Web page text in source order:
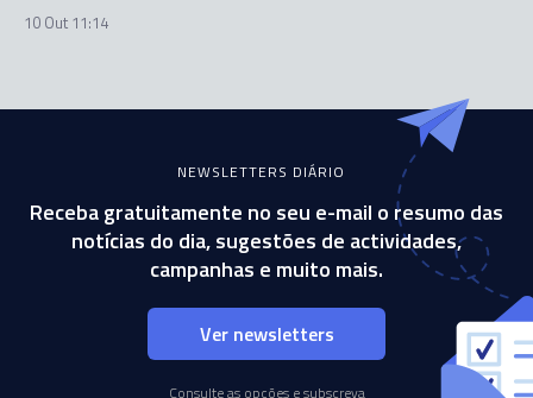
10 Out 11:14
NEWSLETTERS DIÁRIO
Receba gratuitamente no seu e-mail o resumo das
notícias do dia, sugestões de actividades,
campanhas e muito mais.
Ver newsletters
Consulte as opções e subscreva